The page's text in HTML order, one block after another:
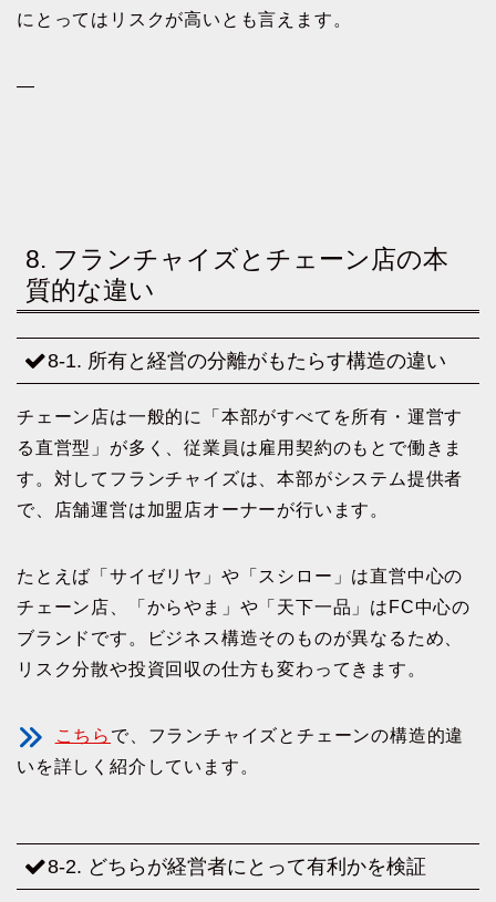
にとってはリスクが高いとも言えます。
—
8. フランチャイズとチェーン店の本
質的な違い
8-1. 所有と経営の分離がもたらす構造の違い
チェーン店は一般的に「本部がすべてを所有・運営す
る直営型」が多く、従業員は雇用契約のもとで働きま
す。対してフランチャイズは、本部がシステム提供者
で、店舗運営は加盟店オーナーが行います。
たとえば「サイゼリヤ」や「スシロー」は直営中心の
チェーン店、「からやま」や「天下一品」はFC中心の
ブランドです。ビジネス構造そのものが異なるため、
リスク分散や投資回収の仕方も変わってきます。
こちら で、フランチャイズとチェーンの構造的違
いを詳しく紹介しています。
8-2. どちらが経営者にとって有利かを検証